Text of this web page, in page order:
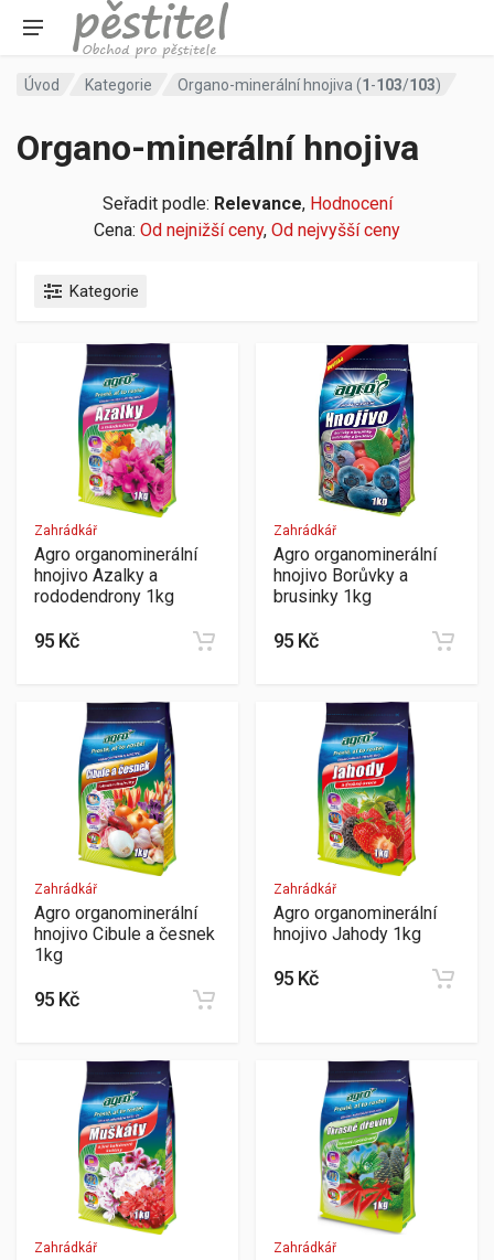
Úvod Kategorie Organo-minerální hnojiva (1-103/103)
Organo-minerální hnojiva
Seřadit podle: Relevance, Hodnocení
Cena: Od nejnižší ceny, Od nejvyšší ceny
Kategorie
Zahrádkář
Agro organominerální
hnojivo Azalky a
rododendrony 1kg
95 Kč
Zahrádkář
Agro organominerální
hnojivo Borůvky a
brusinky 1kg
95 Kč
Zahrádkář
Agro organominerální
hnojivo Cibule a česnek
1kg
95 Kč
Zahrádkář
Agro organominerální
hnojivo Jahody 1kg
95 Kč
Zahrádkář Zahrádkář